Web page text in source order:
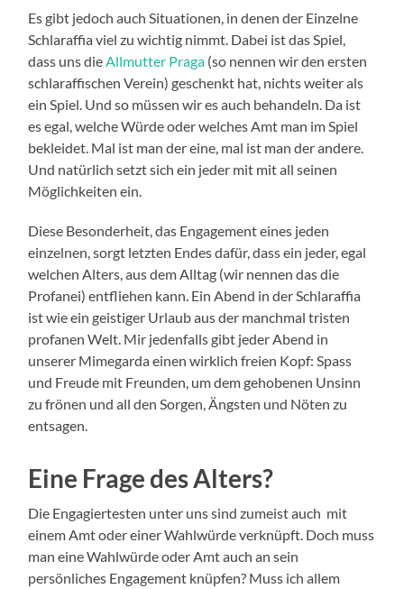
Es gibt jedoch auch Situationen, in denen der Einzelne
Schlaraffia viel zu wichtig nimmt. Dabei ist das Spiel,
dass uns die Allmutter Praga (so nennen wir den ersten
schlaraffischen Verein) geschenkt hat, nichts weiter als
ein Spiel. Und so müssen wir es auch behandeln. Da ist
es egal, welche Würde oder welches Amt man im Spiel
bekleidet. Mal ist man der eine, mal ist man der andere.
Und natürlich setzt sich ein jeder mit mit all seinen
Möglichkeiten ein.
Diese Besonderheit, das Engagement eines jeden
einzelnen, sorgt letzten Endes dafür, dass ein jeder, egal
welchen Alters, aus dem Alltag (wir nennen das die
Profanei) entfliehen kann. Ein Abend in der Schlaraffia
ist wie ein geistiger Urlaub aus der manchmal tristen
profanen Welt. Mir jedenfalls gibt jeder Abend in
unserer Mimegarda einen wirklich freien Kopf: Spass
und Freude mit Freunden, um dem gehobenen Unsinn
zu frönen und all den Sorgen, Ängsten und Nöten zu
entsagen.
Eine Frage des Alters?
Die Engagiertesten unter uns sind zumeist auch mit
einem Amt oder einer Wahlwürde verknüpft. Doch muss
man eine Wahlwürde oder Amt auch an sein
persönliches Engagement knüpfen? Muss ich allem